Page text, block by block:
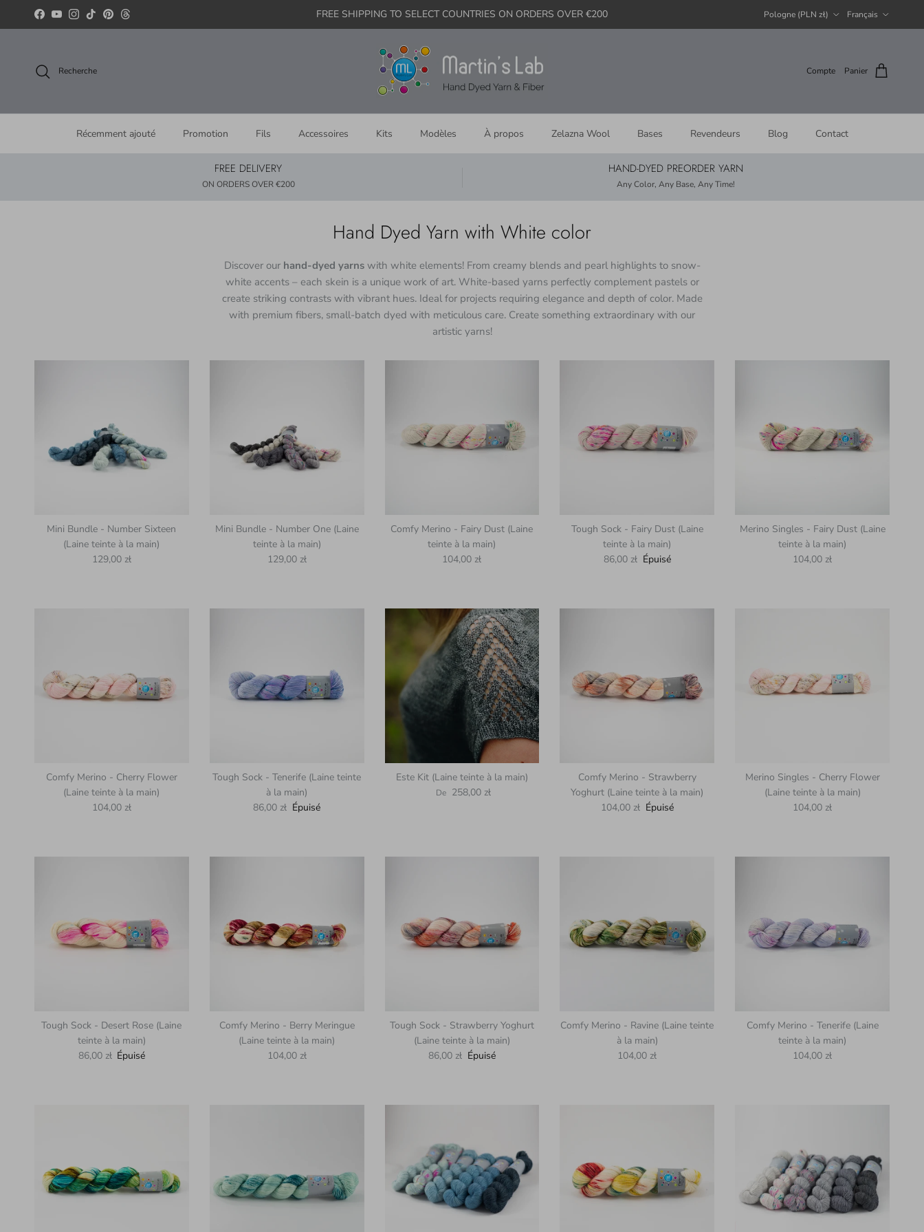
Aller au contenu
Facebook
YouTubeInstagram
TikTokPinterestThreads FREE SHIPPING TO SELECT COUNTRIES ON ORDERS OVER €200 Pologne (PLN zł) Français
Recherche Compte Panier
Récemment ajouté Promotion Fils Accessoires Kits Modèles À propos Zelazna Wool Bases Revendeurs Blog Contact
FREE DELIVERY
ON ORDERS OVER €200
HAND-DYED PREORDER YARN
Any Color, Any Base, Any Time!
Hand Dyed Yarn with White color
Discover our hand-dyed yarns with white elements! From creamy blends and pearl highlights to snow-
white accents – each skein is a unique work of art. White-based yarns perfectly complement pastels or
create striking contrasts with vibrant hues. Ideal for projects requiring elegance and depth of color. Made
with premium fibers, small-batch dyed with meticulous care. Create something extraordinary with our
artistic yarns!
Mini Bundle - Number Sixteen
(Laine teinte à la main)
Prix habituel
129,00 zł
Mini Bundle - Number One (Laine
teinte à la main)
Prix habituel
129,00 zł
Comfy Merino - Fairy Dust (Laine
teinte à la main)
Prix habituel
104,00 zł
Tough Sock - Fairy Dust (Laine
teinte à la main)
Prix habituel
86,00 zł Épuisé
Merino Singles - Fairy Dust (Laine
teinte à la main)
Prix habituel
104,00 zł
Comfy Merino - Cherry Flower
(Laine teinte à la main)
Prix habituel
104,00 zł
Tough Sock - Tenerife (Laine teinte
à la main)
Prix habituel
86,00 zł Épuisé
Este Kit (Laine teinte à la main)
Prix habituel
De 258,00 zł
Comfy Merino - Strawberry
Yoghurt (Laine teinte à la main)
Prix habituel
104,00 zł Épuisé
Merino Singles - Cherry Flower
(Laine teinte à la main)
Prix habituel
104,00 zł
Tough Sock - Desert Rose (Laine
teinte à la main)
Prix habituel
86,00 zł Épuisé
Comfy Merino - Berry Meringue
(Laine teinte à la main)
Prix habituel
104,00 zł
Tough Sock - Strawberry Yoghurt
(Laine teinte à la main)
Prix habituel
86,00 zł Épuisé
Comfy Merino - Ravine (Laine teinte
à la main)
Prix habituel
104,00 zł
Comfy Merino - Tenerife (Laine
teinte à la main)
Prix habituel
104,00 zł